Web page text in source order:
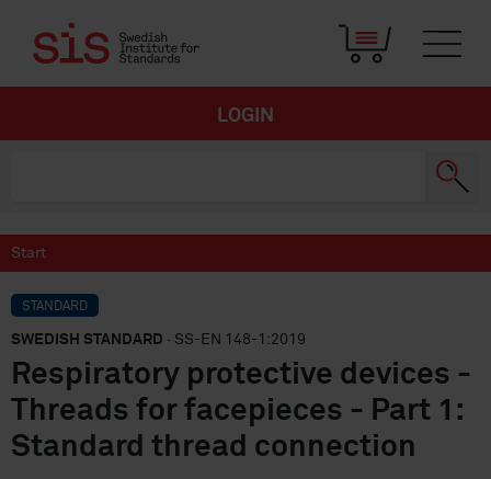
LOGIN
Start
STANDARD
SWEDISH STANDARD · SS-EN 148-1:2019
Respiratory protective devices -
Threads for facepieces - Part 1:
Standard thread connection